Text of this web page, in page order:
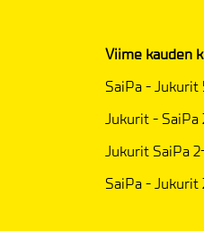
Viime kauden
SaiPa - Jukurit
Jukurit - SaiPa
Jukurit SaiPa
SaiPa - Jukurit